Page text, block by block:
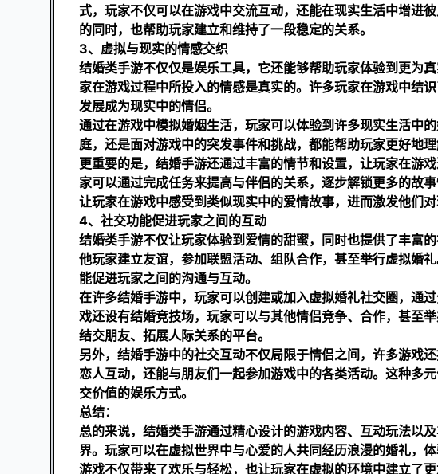
式，玩家不仅可以在游戏中交流互动，还能在现实生活中增进
的同时，也帮助玩家建立和维持了一段稳定的关系。
3、虚拟与现实的情感交织
结婚类手游不仅仅是娱乐工具，它还能够帮助玩家体验到更为
家在游戏过程中所投入的情感是真实的。许多玩家在游戏中结
发展成为现实中的情侣。
通过在游戏中模拟婚姻生活，玩家可以体验到许多现实生活中
庭，还是面对游戏中的突发事件和挑战，都能帮助玩家更好地理
更重要的是，结婚手游还通过丰富的情节和设置，让玩家在游
家可以通过完成任务来提高与伴侣的关系，逐步解锁更多的故
让玩家在游戏中感受到类似现实中的爱情故事，进而激发他们对
4、社交功能促进玩家之间的互动
结婚类手游不仅让玩家体验到爱情的甜蜜，同时也提供了丰富
他玩家建立友谊，参加联盟活动、组队合作，甚至举行虚拟婚
能促进玩家之间的沟通与互动。
在许多结婚手游中，玩家可以创建或加入虚拟婚礼社交圈，通
戏还设有结婚竞技场，玩家可以与其他情侣竞争、合作，甚至
结交朋友、拓展人际关系的平台。
另外，结婚手游中的社交互动不仅局限于情侣之间，许多游戏
恋人互动，还能与朋友们一起参加游戏中的各类活动。这种多
交价值的娱乐方式。
总结：
总的来说，结婚类手游通过精心设计的游戏内容、互动玩法以
界。玩家可以在虚拟世界中与心爱的人共同经历浪漫的婚礼，
游戏不仅带来了欢乐与轻松，也让玩家在虚拟的环境中建立了更